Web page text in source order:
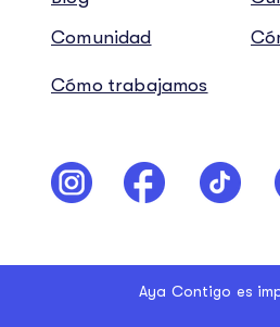
Comunidad
Cómo trabajamos
Aya Contigo es